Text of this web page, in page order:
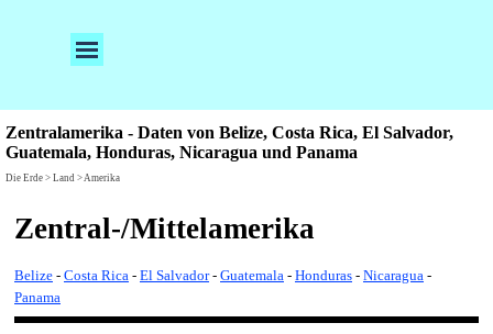
Zentralamerika - Daten von Belize, Costa Rica, El Salvador,
Guatemala, Honduras, Nicaragua und Panama
Die Erde > Land > Amerika
Zentral-/Mittelamerika
Belize - Costa Rica - El Salvador- Guatemala - Honduras - Nicaragua -
Panama